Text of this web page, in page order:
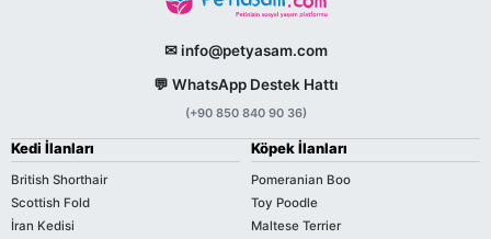
✉ info@petyasam.com
💬 WhatsApp Destek Hattı
(+90 850 840 90 36)
Kedi İlanları
British Shorthair
Scottish Fold
İran Kedisi
Köpek İlanları
Pomeranian Boo
Toy Poodle
Maltese Terrier